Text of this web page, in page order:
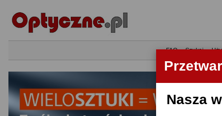
Nasza
•FAQ•Szukaj•